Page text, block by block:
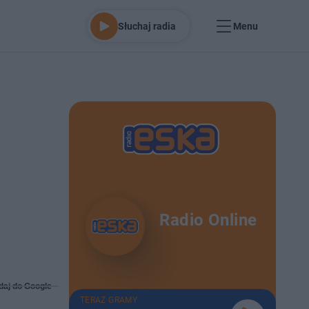
Słuchaj radia Menu
do Google
Radio Online
TERAZ GRAMY